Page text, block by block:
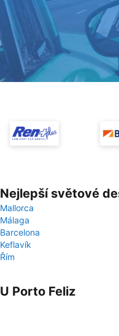
Nejlepší světové
Mallorca
Málaga
Barcelona
Keflavík
Řím
U Porto Feliz